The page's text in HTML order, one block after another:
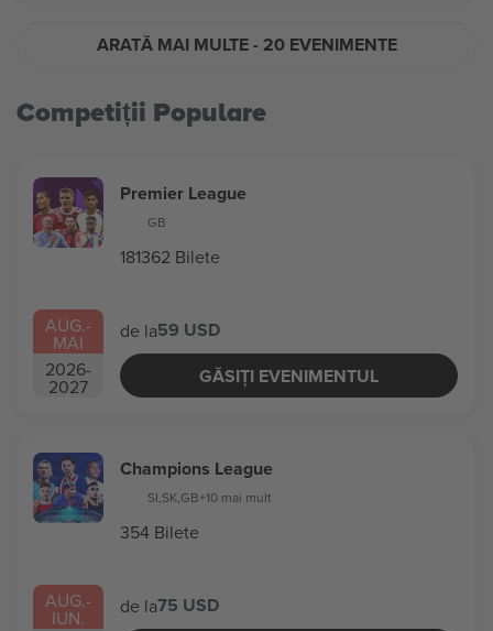
ARATĂ MAI MULTE- 20 EVENIMENTE
Competiții Populare
AUG.-
MAI
2026-
2027
Premier League
GB
181362 Bilete
de la59 USD
GĂSIȚI EVENIMENTUL
AUG.-
IUN.
Champions League
SI,SK,GB+10 mai mult
354 Bilete
de la75 USD